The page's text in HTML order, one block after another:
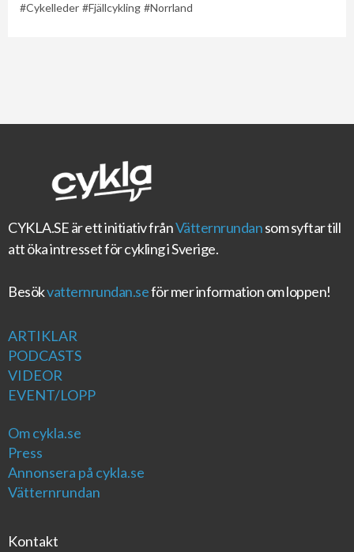
Cykelleder Fjällcykling Norrland
CYKLA.SEär ett initiativ frånVätternrundansom syftar till
att öka intresset för cykling i Sverige.
Besökvatternrundan.seför mer information om loppen!
ARTIKLAR
PODCASTS
VIDEOR
EVENT/LOPP
Om cykla.se
Press
Annonsera på cykla.se
Vätternrundan
Kontakt